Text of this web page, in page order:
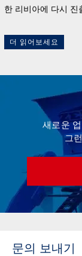
한 리비아에 다시 진
더 읽어보세요
새로운
그
문의 보내기